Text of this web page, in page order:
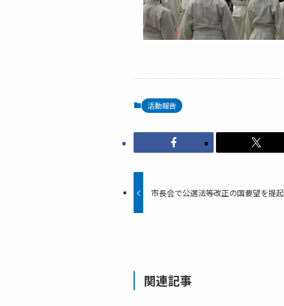
活動報告
市長会で公選法等改正の国要望を提起
関連記事